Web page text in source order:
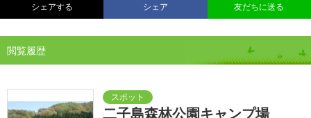
シェアする シェア 友だちに送る
閲覧履歴
二子島森林公園キャンプ場